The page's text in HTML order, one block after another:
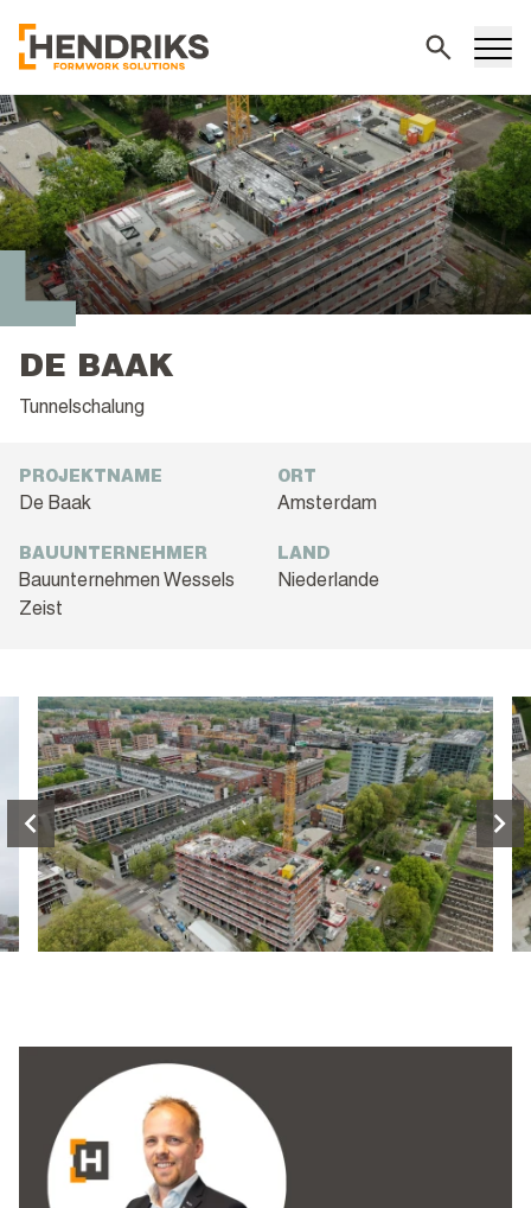
DE BAAK
Tunnelschalung
PROJEKTNAME
De Baak
ORT
Amsterdam
BAUUNTERNEHMER
Bauunternehmen Wessels
Zeist
LAND
Niederlande